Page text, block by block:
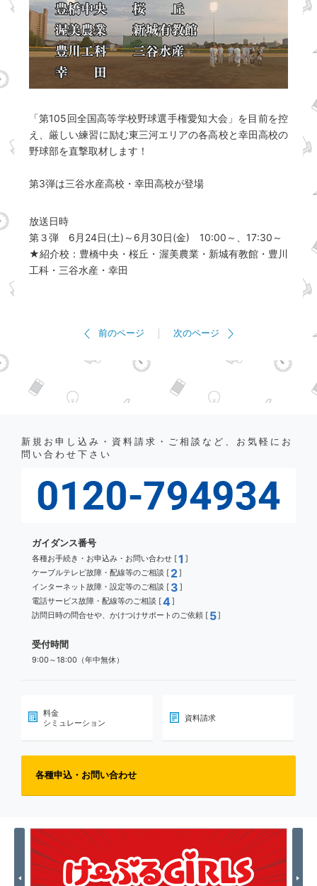
「第105回全国高等学校野球選手権愛知大会」を目前を控
え、厳しい練習に励む東三河エリアの各高校と幸田高校の
野球部を直撃取材します！
第3弾は三谷水産高校・幸田高校が登場
放送日時
第３弾 6月24日(土)～6月30日(金) 10:00～、17:30～
★紹介校：豊橋中央・桜丘・渥美農業・新城有教館・豊川
工科・三谷水産・幸田
前のページ 次のページ
新規お申し込み・資料請求・ご相談など、お気軽にお
問い合わせ下さい
ガイダンス番号
各種お手続き・お申込み・お問い合わせ [1 ]
ケーブルテレビ故障・配線等のご相談 [ 2]
インターネット故障・設定等のご相談 [ 3 ]
電話サービス故障・配線等のご相談 [4]
訪問日時の問合せや、かけつけサポートのご依頼 [ 5]
受付時間
9:00～18:00（年中無休）
料金
シミュレーション
資料請求
各種申込・お問い合わせ
Previous Next